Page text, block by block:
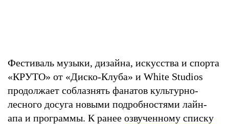
Фестиваль музыки, дизайна, искусства и спорта
«КРУТО» от «Диско-Клуба» и White Studios
продолжает соблазнять фанатов культурно-
лесного досуга новыми подробностями лайн-
апа и программы. К ранее озвученному списку